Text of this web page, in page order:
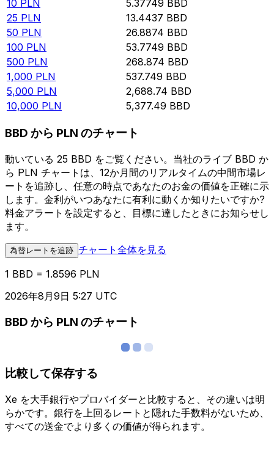
10 PLN 5.37749 BBD
25 PLN 13.4437 BBD
50 PLN 26.8874 BBD
100 PLN 53.7749 BBD
500 PLN 268.874 BBD
1,000 PLN 537.749 BBD
5,000 PLN 2,688.74 BBD
10,000 PLN 5,377.49 BBD
BBD から PLN のチャート
動いている 25 BBD をご覧ください。当社のライブ BBD か
ら PLN チャートは、12か月間のリアルタイムの中間市場レ
ートを追跡し、任意の時点であなたのお金の価値を正確に示
します。金利がいつあなたに有利に動くか知りたいですか?
料金アラートを設定すると、目標に達したときにお知らせし
ます。
為替レートを追跡 チャート全体を見る
1 BBD = 1.8596 PLN
2026年8月9日 5:27 UTC
BBD から PLN のチャート
比較して保存する
Xe を大手銀行やプロバイダーと比較すると、その違いは明
らかです。銀行を上回るレートと隠れた手数料がないため、
すべての送金でより多くの価値が得られます。